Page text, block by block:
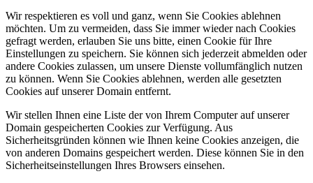
Wir respektieren es voll und ganz, wenn Sie Cookies ablehnen
möchten. Um zu vermeiden, dass Sie immer wieder nach Cookies
gefragt werden, erlauben Sie uns bitte, einen Cookie für Ihre
Einstellungen zu speichern. Sie können sich jederzeit abmelden oder
andere Cookies zulassen, um unsere Dienste vollumfänglich nutzen
zu können. Wenn Sie Cookies ablehnen, werden alle gesetzten
Cookies auf unserer Domain entfernt.
Wir stellen Ihnen eine Liste der von Ihrem Computer auf unserer
Domain gespeicherten Cookies zur Verfügung. Aus
Sicherheitsgründen können wie Ihnen keine Cookies anzeigen, die
von anderen Domains gespeichert werden. Diese können Sie in den
Sicherheitseinstellungen Ihres Browsers einsehen.